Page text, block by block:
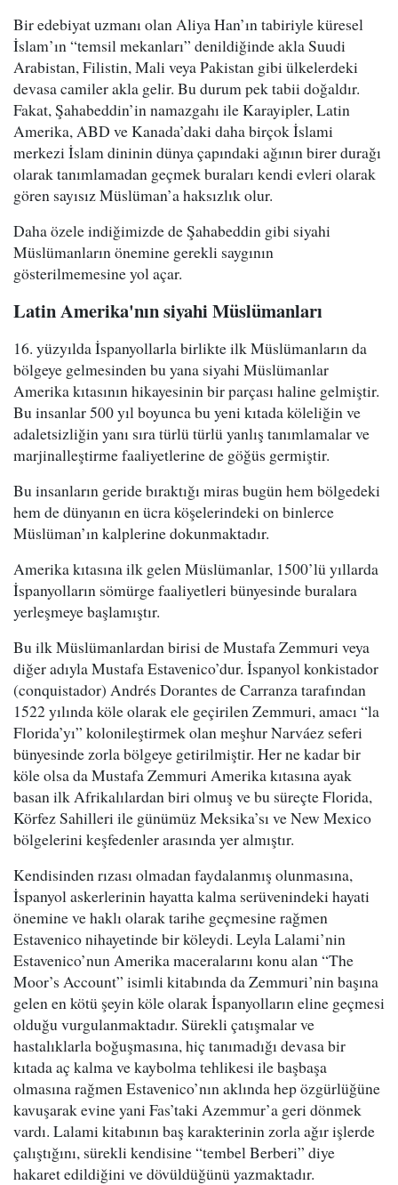
Bir edebiyat uzmanı olan Aliya Han’ın tabiriyle küresel
İslam’ın “temsil mekanları” denildiğinde akla Suudi
Arabistan, Filistin, Mali veya Pakistan gibi ülkelerdeki
devasa camiler akla gelir. Bu durum pek tabii doğaldır.
Fakat, Şahabeddin’in namazgahı ile Karayipler, Latin
Amerika, ABD ve Kanada’daki daha birçok İslami
merkezi İslam dininin dünya çapındaki ağının birer durağı
olarak tanımlamadan geçmek buraları kendi evleri olarak
gören sayısız Müslüman’a haksızlık olur.
Daha özele indiğimizde de Şahabeddin gibi siyahi
Müslümanların önemine gerekli saygının
gösterilmemesine yol açar.
Latin Amerika'nın siyahi Müslümanları
16. yüzyılda İspanyollarla birlikte ilk Müslümanların da
bölgeye gelmesinden bu yana siyahi Müslümanlar
Amerika kıtasının hikayesinin bir parçası haline gelmiştir.
Bu insanlar 500 yıl boyunca bu yeni kıtada köleliğin ve
adaletsizliğin yanı sıra türlü türlü yanlış tanımlamalar ve
marjinalleştirme faaliyetlerine de göğüs germiştir.
Bu insanların geride bıraktığı miras bugün hem bölgedeki
hem de dünyanın en ücra köşelerindeki on binlerce
Müslüman’ın kalplerine dokunmaktadır.
Amerika kıtasına ilk gelen Müslümanlar, 1500’lü yıllarda
İspanyolların sömürge faaliyetleri bünyesinde buralara
yerleşmeye başlamıştır.
Bu ilk Müslümanlardan birisi de Mustafa Zemmuri veya
diğer adıyla Mustafa Estavenico’dur. İspanyol konkistador
(conquistador) Andrés Dorantes de Carranza tarafından
1522 yılında köle olarak ele geçirilen Zemmuri, amacı “la
Florida’yı” kolonileştirmek olan meşhur Narváez seferi
bünyesinde zorla bölgeye getirilmiştir. Her ne kadar bir
köle olsa da Mustafa Zemmuri Amerika kıtasına ayak
basan ilk Afrikalılardan biri olmuş ve bu süreçte Florida,
Körfez Sahilleri ile günümüz Meksika’sı ve New Mexico
bölgelerini keşfedenler arasında yer almıştır.
Kendisinden rızası olmadan faydalanmış olunmasına,
İspanyol askerlerinin hayatta kalma serüvenindeki hayati
önemine ve haklı olarak tarihe geçmesine rağmen
Estavenico nihayetinde bir köleydi. Leyla Lalami’nin
Estavenico’nun Amerika maceralarını konu alan “The
Moor’s Account” isimli kitabında da Zemmuri’nin başına
gelen en kötü şeyin köle olarak İspanyolların eline geçmesi
olduğu vurgulanmaktadır. Sürekli çatışmalar ve
hastalıklarla boğuşmasına, hiç tanımadığı devasa bir
kıtada aç kalma ve kaybolma tehlikesi ile başbaşa
olmasına rağmen Estavenico’nın aklında hep özgürlüğüne
kavuşarak evine yani Fas’taki Azemmur’a geri dönmek
vardı. Lalami kitabının baş karakterinin zorla ağır işlerde
çalıştığını, sürekli kendisine “tembel Berberi” diye
hakaret edildiğini ve dövüldüğünü yazmaktadır.